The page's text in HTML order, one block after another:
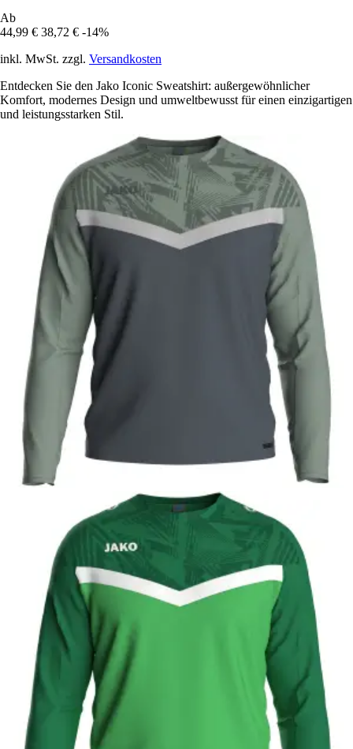
Ab
44,99 € 38,72 € -14%
inkl. MwSt. zzgl. Versandkosten
Entdecken Sie den Jako Iconic Sweatshirt: außergewöhnlicher
Komfort, modernes Design und umweltbewusst für einen einzigartigen
und leistungsstarken Stil.